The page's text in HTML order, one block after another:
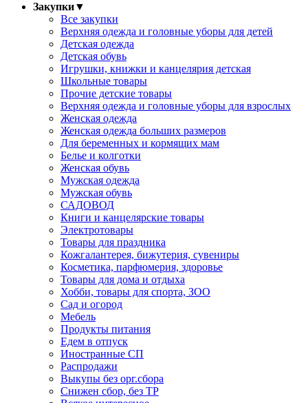
Закупки▼
Все закупки
Верхняя одежда и головные уборы для детей
Детская одежда
Детская обувь
Игрушки, книжки и канцелярия детская
Школьные товары
Прочие детские товары
Верхняя одежда и головные уборы для взрослых
Женская одежда
Женская одежда больших размеров
Для беременных и кормящих мам
Белье и колготки
Женская обувь
Мужская одежда
Мужская обувь
САДОВОД
Книги и канцелярские товары
Электротовары
Товары для праздника
Кожгалантерея, бижутерия, сувениры
Косметика, парфюмерия, здоровье
Товары для дома и отдыха
Хобби, товары для спорта, ЗОО
Сад и огород
Мебель
Продукты питания
Едем в отпуск
Иностранные СП
Распродажи
Выкупы без орг.сбора
Снижен сбор, без ТР